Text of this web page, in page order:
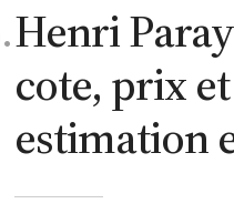
Henri
cote, prix et
estimation